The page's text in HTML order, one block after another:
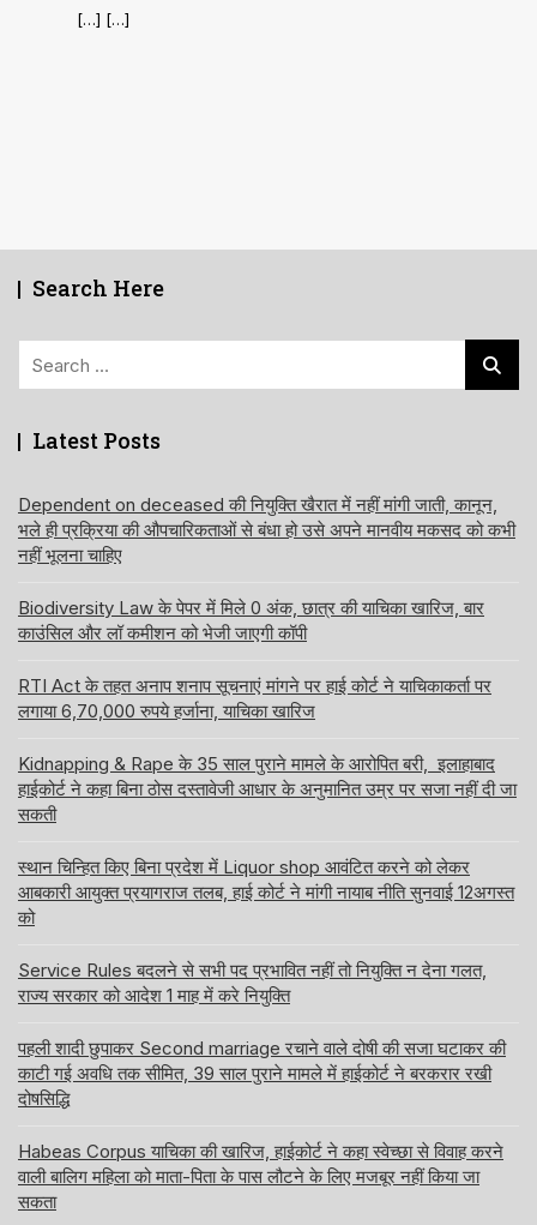
[…] […]
Search Here
Latest Posts
Dependent on deceased की नियुक्ति खैरात में नहीं मांगी जाती, कानून,
भले ही प्रक्रिया की औपचारिकताओं से बंधा हो उसे अपने मानवीय मकसद को कभी
नहीं भूलना चाहिए
Biodiversity Law के पेपर में मिले 0 अंक, छात्र की याचिका खारिज, बार
काउंसिल और लॉ कमीशन को भेजी जाएगी कॉपी
RTI Act के तहत अनाप शनाप सूचनाएं मांगने पर हाई कोर्ट ने याचिकाकर्ता पर
लगाया 6,70,000 रुपये हर्जाना, याचिका खारिज
Kidnapping & Rape के 35 साल पुराने मामले के आरोपित बरी, इलाहाबाद
हाईकोर्ट ने कहा बिना ठोस दस्तावेजी आधार के अनुमानित उम्र पर सजा नहीं दी जा
सकती
स्थान चिन्हित किए बिना प्रदेश में Liquor shop आवंटित करने को लेकर
आबकारी आयुक्त प्रयागराज तलब, हाई कोर्ट ने मांगी नायाब नीति सुनवाई 12अगस्त
को
Service Rules बदलने से सभी पद प्रभावित नहीं तो नियुक्ति न देना गलत,
राज्य सरकार को आदेश 1 माह में करे नियुक्ति
पहली शादी छुपाकर Second marriage रचाने वाले दोषी की सजा घटाकर की
काटी गई अवधि तक सीमित, 39 साल पुराने मामले में हाईकोर्ट ने बरकरार रखी
दोषसिद्धि
Habeas Corpus याचिका की खारिज, हाईकोर्ट ने कहा स्वेच्छा से विवाह करने
वाली बालिग महिला को माता-पिता के पास लौटने के लिए मजबूर नहीं किया जा
सकता